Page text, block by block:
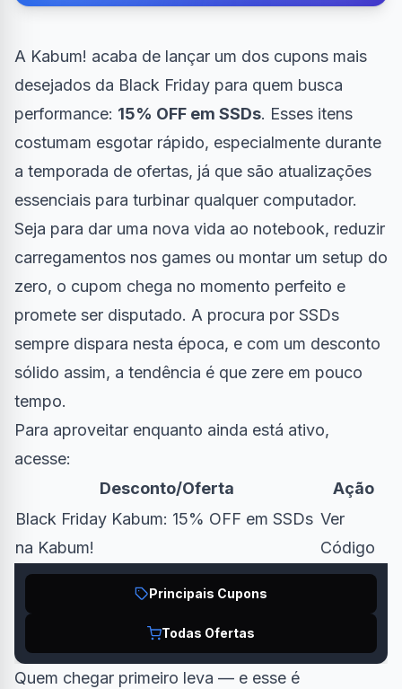
A Kabum! acaba de lançar um dos cupons mais
desejados da Black Friday para quem busca
performance: 15% OFF em SSDs. Esses itens
costumam esgotar rápido, especialmente durante
a temporada de ofertas, já que são atualizações
essenciais para turbinar qualquer computador.
Seja para dar uma nova vida ao notebook, reduzir
carregamentos nos games ou montar um setup do
zero, o cupom chega no momento perfeito e
promete ser disputado. A procura por SSDs
sempre dispara nesta época, e com um desconto
sólido assim, a tendência é que zere em pouco
tempo.
Para aproveitar enquanto ainda está ativo,
acesse:
Desconto/Oferta
Ação
Black Friday Kabum: 15% OFF em SSDs
na Kabum!
Ver
Código
Principais Cupons
Todas Ofertas
Quem chegar primeiro leva — e esse é